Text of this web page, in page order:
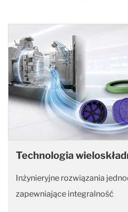
Technologia
Inżynieryjne rozwiązania
zapewniające integralność